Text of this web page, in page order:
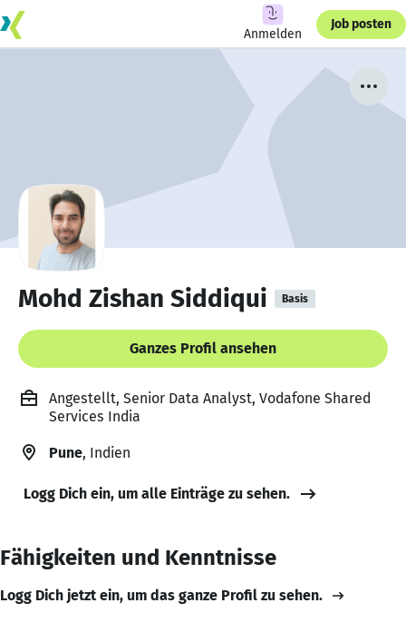
Anmelden
Job posten
Mohd Zishan Siddiqui Basis
Ganzes Profil ansehen
Angestellt, Senior Data Analyst, Vodafone Shared
Services India
Pune, Indien
Logg Dich ein, um alle Einträge zu sehen.
Fähigkeiten und Kenntnisse
Logg Dich jetzt ein, um das ganze Profil zu sehen.